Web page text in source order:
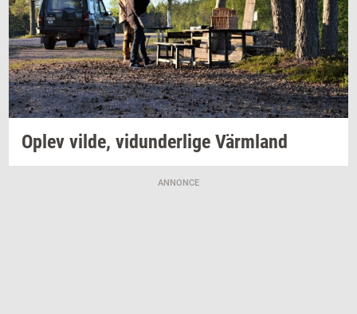
Oplev vilde, vi­dun­der­li­ge Värmland
ANNONCE